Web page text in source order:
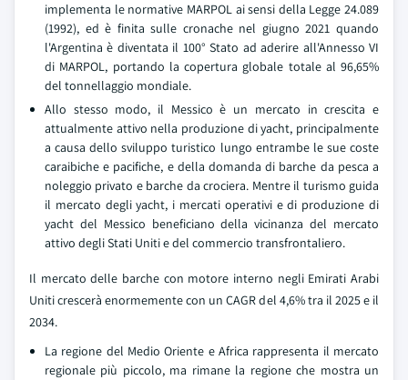
implementa le normative MARPOL ai sensi della Legge 24.089
(1992), ed è finita sulle cronache nel giugno 2021 quando
l'Argentina è diventata il 100° Stato ad aderire all'Annesso VI
di MARPOL, portando la copertura globale totale al 96,65%
del tonnellaggio mondiale.
Allo stesso modo, il Messico è un mercato in crescita e
attualmente attivo nella produzione di yacht, principalmente
a causa dello sviluppo turistico lungo entrambe le sue coste
caraibiche e pacifiche, e della domanda di barche da pesca a
noleggio privato e barche da crociera. Mentre il turismo guida
il mercato degli yacht, i mercati operativi e di produzione di
yacht del Messico beneficiano della vicinanza del mercato
attivo degli Stati Uniti e del commercio transfrontaliero.
Il mercato delle barche con motore interno negli Emirati Arabi
Uniti crescerà enormemente con un CAGR del 4,6% tra il 2025 e il
2034.
La regione del Medio Oriente e Africa rappresenta il mercato
regionale più piccolo, ma rimane la regione che mostra un